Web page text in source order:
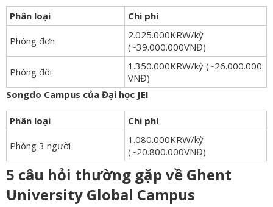
Phân loại Chi phí
Phòng đơn
2.025.000KRW/kỳ
(~39.000.000VNĐ)
Phòng đôi
1.350.000KRW/kỳ (~26.000.000
VNĐ)
Songdo Campus của Đại học JEI
Phân loại Chi phí
Phòng 3 người
1.080.000KRW/kỳ
(~20.800.000VNĐ)
5 câu hỏi thường gặp về Ghent
University Global Campus